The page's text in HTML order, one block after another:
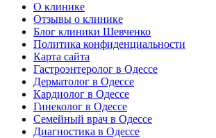
О клинике
Отзывы о клинике
Блог клиники Шевченко
Политика конфиденциальности
Карта сайта
Гастроэнтеролог в Одессе
Дерматолог в Одессе
Кардиолог в Одессе
Гинеколог в Одессе
Семейный врач в Одессе
Диагностика в Одессе